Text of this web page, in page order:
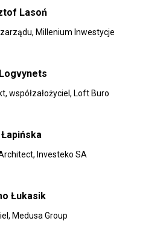
Lasoń
Millenium Inwestycje
współzałożyciel, Loft Buro
Investeko SA
Łukasik
Medusa Group